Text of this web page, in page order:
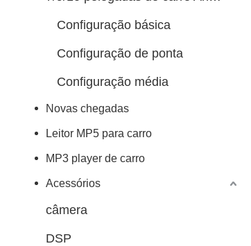
Configuração básica
Configuração de ponta
Configuração média
Novas chegadas
Leitor MP5 para carro
MP3 player de carro
Acessórios
câmera
DSP